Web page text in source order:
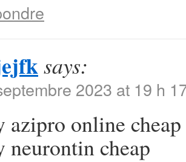
says:
2023 at 19 h
azipro online cheap
neurontin cheap